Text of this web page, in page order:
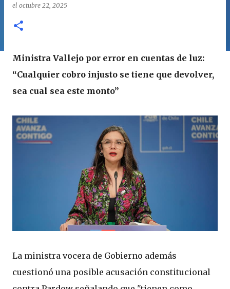
el octubre 22, 2025
Ministra Vallejo por error en cuentas de luz:
“Cualquier cobro injusto se tiene que devolver,
sea cual sea este monto”
La ministra vocera de Gobierno además
cuestionó una posible acusación constitucional